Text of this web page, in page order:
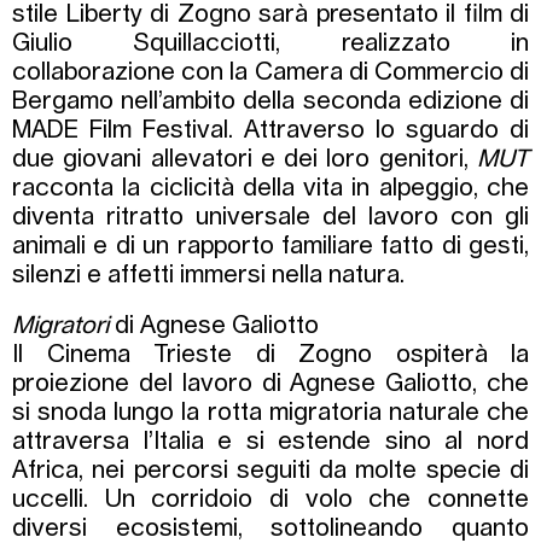
stile Liberty di Zogno sarà presentato il film di
Giulio Squillacciotti, realizzato in
collaborazione con la Camera di Commercio di
Bergamo nell’ambito della seconda edizione di
MADE Film Festival. Attraverso lo sguardo di
due giovani allevatori e dei loro genitori, MUT
racconta la ciclicità della vita in alpeggio, che
diventa ritratto universale del lavoro con gli
animali e di un rapporto familiare fatto di gesti,
silenzi e affetti immersi nella natura.
Migratoridi Agnese Galiotto
Il Cinema Trieste di Zogno ospiterà la
proiezione del lavoro di Agnese Galiotto, che
si snoda lungo la rotta migratoria naturale che
attraversa l’Italia e si estende sino al nord
Africa, nei percorsi seguiti da molte specie di
uccelli. Un corridoio di volo che connette
diversi ecosistemi, sottolineando quanto